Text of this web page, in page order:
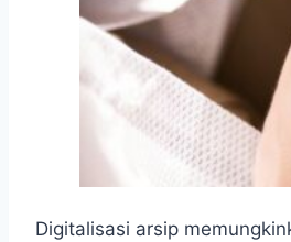
Digitalisasi arsip